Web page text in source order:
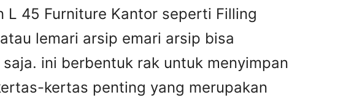
L 45 Furniture Kantor seperti Filling
lemari arsip emari arsip bisa
ini berbentuk rak untuk menyimpan
kertas penting yang merupakan